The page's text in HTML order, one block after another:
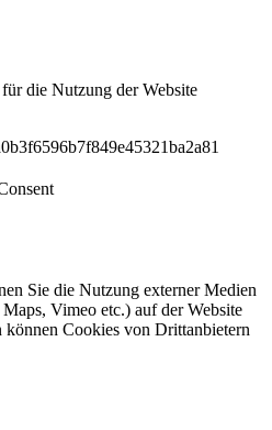
die Nutzung der Website
Sie die Nutzung externer Medien
Vimeo etc.) auf der Website
können Cookies von Drittanbietern